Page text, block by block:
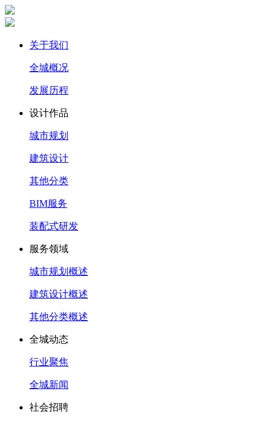
关于我们
全城概况
发展历程
设计作品
城市规划
建筑设计
其他分类
BIM服务
装配式研发
服务领域
城市规划概述
建筑设计概述
其他分类概述
全城动态
行业聚焦
全城新闻
社会招聘